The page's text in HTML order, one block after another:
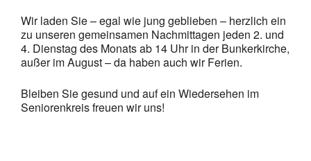
Wir laden Sie – egal wie jung geblieben – herzlich ein
zu unseren gemeinsamen Nachmittagen jeden 2. und
4. Dienstag des Monats ab 14 Uhr in der Bunkerkirche,
außer im August – da haben auch wir Ferien.
Bleiben Sie gesund und auf ein Wiedersehen im
Seniorenkreis freuen wir uns!